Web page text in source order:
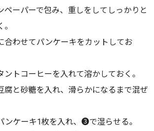
ペーパーで包み、重しをしてしっかりと
合わせてパンケーキをカットしてお
ントコーヒーを入れて溶かしておく。
と砂糖を入れ、滑らかになるまで混ぜ
ンケーキ1枚を入れ、❸で湿らせる。